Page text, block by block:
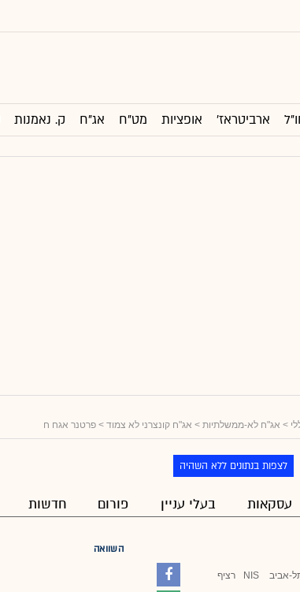
ארביטראז' אופציות מט"ח אג"ח ק. נאמנות
> אג"ח לא-ממשלתיות > אג"ח קונצרני לא צמוד > פרטנר אגח ח
לצפות בנתונים ללא השהיה
עסקאות בעלי עניין פורום חדשות
אביב NIS רציף
השוואה